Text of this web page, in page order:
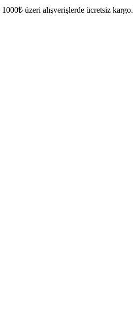
1000₺ üzeri alışverişlerde ücretsiz kargo.